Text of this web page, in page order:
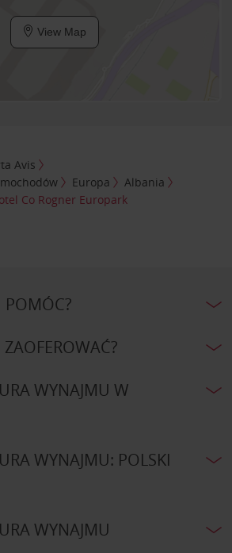
View Map
Avis
Europa
Albania
Co Rogner Europark
POMÓC?
WYNAJMU W
WYNAJMU: POLSKI
WYNAJMU